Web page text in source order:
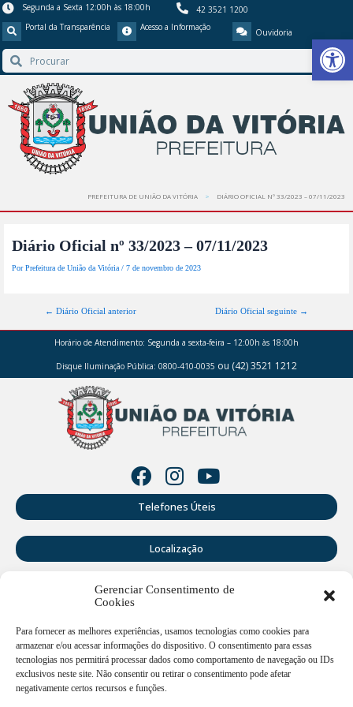
Gerenciar Consentimento de
Cookies
Para fornecer as melhores experiências, usamos tecnologias como cookies para
armazenar e/ou acessar informações do dispositivo. O consentimento para essas
tecnologias nos permitirá processar dados como comportamento de navegação ou IDs
exclusivos neste site. Não consentir ou retirar o consentimento pode afetar
negativamente certos recursos e funções.
Barra de
Segunda a Sexta 12:00h às 18:00h
42 3521 1200
Portal da Transparência
Acesso a Informação Ouvidoria
PREFEITURA DE UNIÃO DA VITÓRIA DIÁRIO OFICIAL Nº 33/2023 – 07/11/2023
Diário Oficial nº 33/2023 – 07/11/2023
PorPrefeitura de União da Vitória/7 de novembro de 2023
← Diário Oficial anterior Diário Oficial seguinte →
Horário de Atendimento: Segunda a sexta-feira – 12:00h às 18:00h
Disque Iluminação Pública: 0800-410-0035 ou (42) 3521 1212
Telefones Úteis
Localização
Perguntas Frequentes
Webmail
Rua Doutor Cruz Machado, 205 - Centro - União da Vitória -
PR